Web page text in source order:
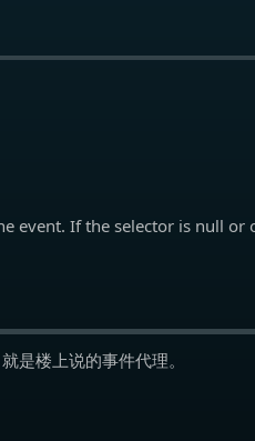
event. If the selector is null
是楼上说的事件代理。